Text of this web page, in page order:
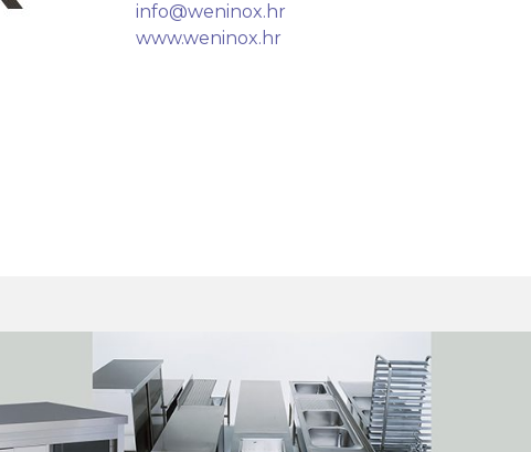
info@weninox.hr
www.weninox.hr